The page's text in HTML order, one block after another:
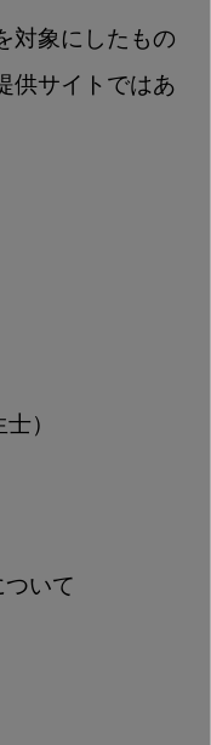
対象にしたもの
供サイトではあ
）
いて